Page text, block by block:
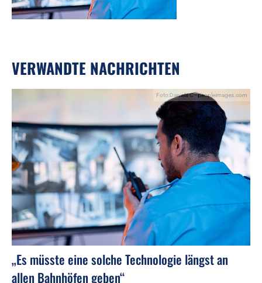
VERWANDTE NACHRICHTEN
Foto:Daniels C - peopleimages.com
„Es müsste eine solche Technologie längst an
allen Bahnhöfen geben“